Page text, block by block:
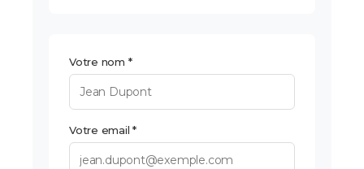
Votre nom *
Votre email *